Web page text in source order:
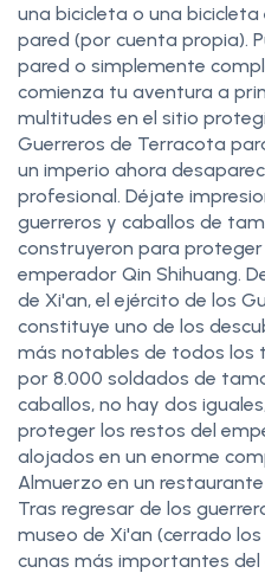
una bicicleta o una
pared (por cuenta propia).
pared o simplemente
comienza tu aventura a
multitudes en el sitio
Guerreros de Terracota
un imperio ahora
profesional. Déjate
guerreros y caballos de
construyeron para
emperador Qin Shihuang.
de Xi'an, el ejército de los
constituye uno de los
más notables de todos los
por 8.000 soldados de
caballos, no hay dos
proteger los restos del
alojados en un enorme
Almuerzo en un
Tras regresar de los
museo de Xi'an (cerrado
cunas más importantes del